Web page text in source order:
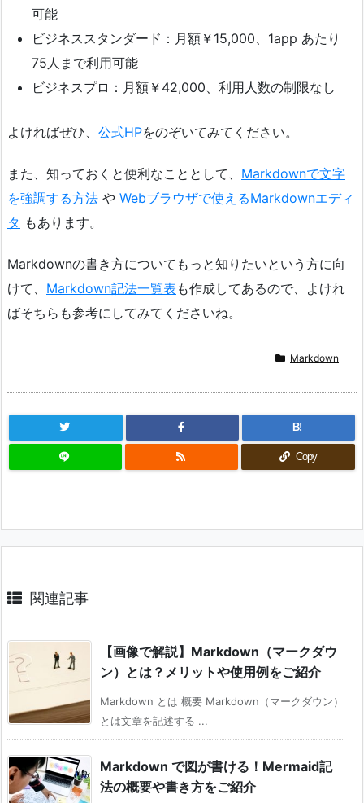
可能
ビジネススタンダード：月額￥15,000、1app あたり
75人まで利用可能
ビジネスプロ：月額￥42,000、利用人数の制限なし
よければぜひ、 公式HPをのぞいてみてください。
また、知っておくと便利なこととして、 Markdownで文字
を強調する方法 や Webブラウザで使えるMarkdownエディ
タ もあります。
Markdownの書き方についてもっと知りたいという方に向
けて、 Markdown記法一覧表 も作成してあるので、よけれ
ばそちらも参考にしてみてくださいね。
Markdown
B!
Copy
関連記事
【画像で解説】Markdown（マークダウ
ン）とは？メリットや使用例をご紹介
Markdown とは 概要 Markdown（マークダウン）
とは文章を記述する ...
Markdown で図が書ける！Mermaid記
法の概要や書き方をご紹介